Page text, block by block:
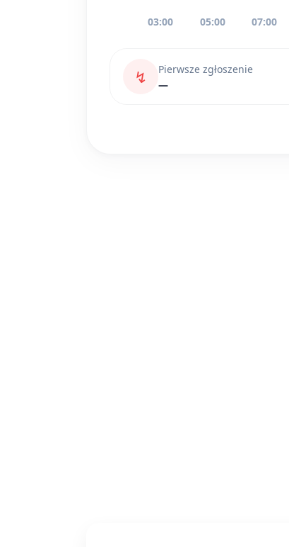
03:00 05:00 07:00
↯
Pierwsze zgłoszenie
—